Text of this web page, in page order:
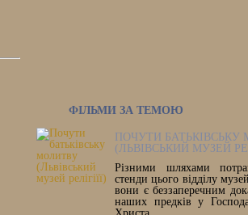
ФІЛЬМИ ЗА ТЕМОЮ
ПОЧУТИ БАТЬКІВСЬКУ
(ЛЬВІВСЬКИЙ МУЗЕЙ
Різними шляхами
стенди цього відділу
вони є беззаперечним
наших предків у